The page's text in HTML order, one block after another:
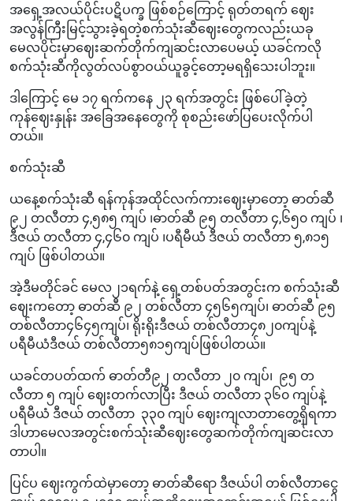
အရှေ့အလယ်ပိုင်းပဋိပက္ခ ဖြစ်စဉ်ကြောင့် ရုတ်တရက် ဈေး
အလွန်ကြီးမြင့်သွားခဲ့ရတဲ့စက်သုံးဆီဈေးတွေကလည်းယခု
မေလပိုင်းမှာဈေးဆက်တိုက်ကျဆင်းလာပေမယ့် ယခင်ကလို
စက်သုံးဆီကိုလွတ်လပ်စွာဝယ်ယူခွင့်တော့မရရှိသေးပါဘူး။
ဒါကြောင့် မေ ၁၇ ရက်ကနေ ၂၃ ရက်အတွင်း ဖြစ်ပေါ်ခဲ့တဲ့
ကုန်ဈေးနှုန်း အခြေအနေတွေကို စုစည်းဖော်ပြပေးလိုက်ပါ
တယ်။
စက်သုံးဆီ
ယနေ့စက်သုံးဆီ ရန်ကုန်အထိုင်လက်ကားဈေးမှာတော့ ဓာတ်ဆီ
၉၂ တလီတာ ၄,၅၈၅ ကျပ် ၊ဓာတ်ဆီ ၉၅ တလီတာ ၄,၆၅၀ ကျပ် ၊
ဒီဇယ် တလီတာ ၄,၄၆၀ ကျပ် ၊ပရီမီယံ ဒီဇယ် တလီတာ ၅,၈၁၅
ကျပ် ဖြစ်ပါတယ်။
အဲ့ဒီမတိုင်ခင် မေလ၂၁ရက်နဲ့ ရှေ့တစ်ပတ်အတွင်းက စက်သုံးဆီ
ဈေးကတော့ ဓာတ်ဆီ ၉၂ တစ်လီတာ ၄၅၆၅ကျပ်၊ ဓာတ်ဆီ ၉၅
တစ်လီတာ၄၆၄၅ကျပ်၊ ရိုးရိုးဒီဇယ် တစ်လီတာ၄၈၂၀ကျပ်နဲ့
ပရီမီယံဒီဇယ် တစ်လီတာ၅၈၁၅ကျပ်ဖြစ်ပါတယ်။
ယခင်တပတ်ထက် ဓာတ်တီ၉၂ တလီတာ ၂၀ ကျပ်၊ ၉၅ တ
လီတာ ၅ ကျပ် ဈေးတက်လာပြီး ဒီဇယ် တလီတာ ၃၆၀ ကျပ်နဲ့
ပရီမီယံ ဒီဇယ် တလီတာ ၃၃၀ ကျပ် ဈေးကျလာတာတွေ့ရှိရကာ
ဒါဟာမေလအတွင်းစက်သုံးဆီဈေးတွေဆက်တိုက်ကျဆင်းလာ
တာပါ။
ပြင်ပ ဈေးကွက်ထဲမှာတော့ ဓာတ်ဆီရော ဒီဇယ်ပါ တစ်လီတာငွေ